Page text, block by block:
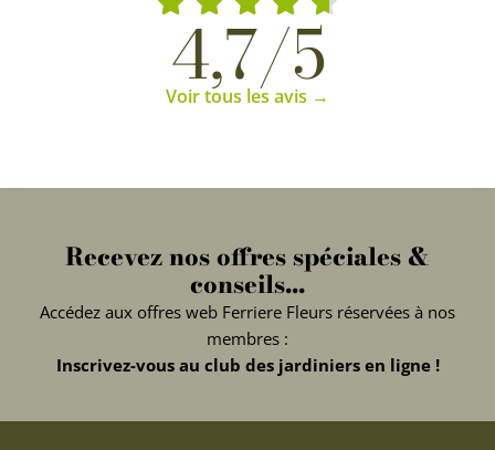
4,7/5
Voir tous les avis →
Recevez nos offres spéciales &
conseils...
Accédez aux offres web Ferriere Fleurs réservées à nos
membres :
Inscrivez-vous au club des jardiniers en ligne !